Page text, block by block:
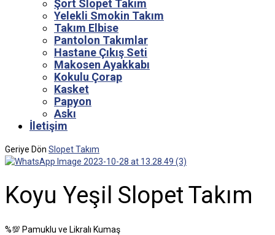
Şort Slopet Takım
Yelekli Smokin Takım
Takım Elbise
Pantolon Takımlar
Hastane Çıkış Seti
Makosen Ayakkabı
Kokulu Çorap
Kasket
Papyon
Askı
İletişim
Geriye Dön Slopet Takım
Koyu Yeşil Slopet Takım
%💯 Pamuklu ve Likralı Kumaş